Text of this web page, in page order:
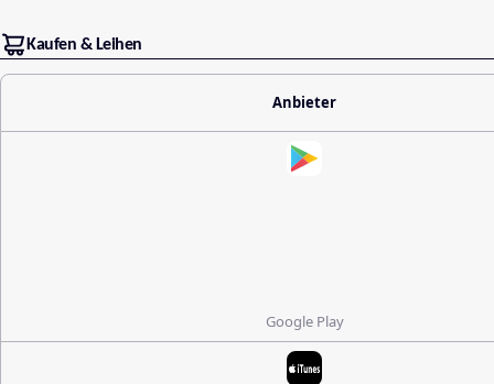
Kaufen & Leihen
Anbieter
Google Play